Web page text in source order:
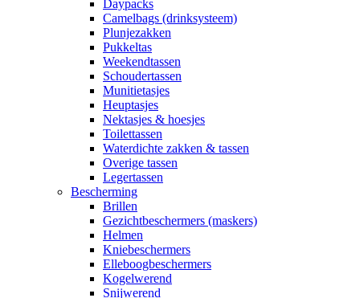
Daypacks
Camelbags (drinksysteem)
Plunjezakken
Pukkeltas
Weekendtassen
Schoudertassen
Munitietasjes
Heuptasjes
Nektasjes & hoesjes
Toilettassen
Waterdichte zakken & tassen
Overige tassen
Legertassen
Bescherming
Brillen
Gezichtbeschermers (maskers)
Helmen
Kniebeschermers
Elleboogbeschermers
Kogelwerend
Snijwerend